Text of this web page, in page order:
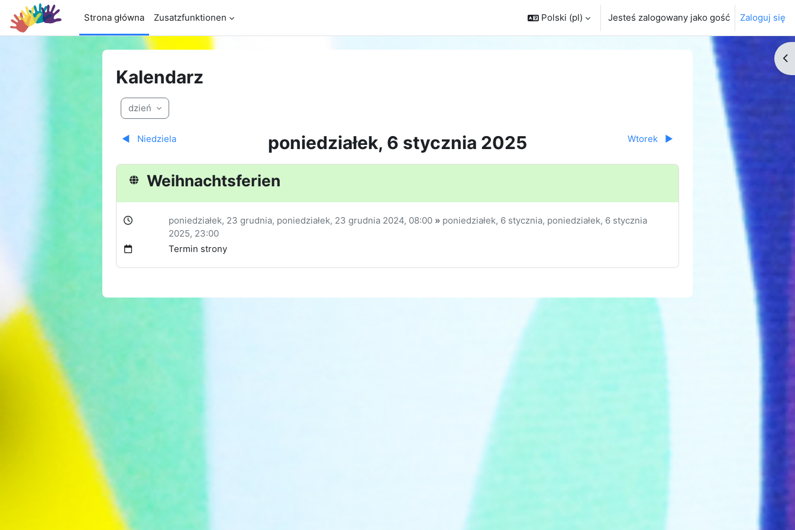
Przejdź do głównej zawartości
Strona główna
Zusatzfunktionen Polski ‎(pl)‎ Jesteś zalogowany jako gość Zaloguj się
Kalendarz
dzień
◀︎ Niedziela poniedziałek, 6 stycznia 2025 Wtorek ▶︎
Weihnachtsferien
poniedziałek, 23 grudnia, poniedziałek, 23 grudnia 2024, 08:00 » poniedziałek, 6 stycznia, poniedziałek, 6 stycznia
2025, 23:00
Termin strony